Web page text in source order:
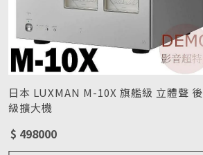
日本 LUXMAN M-10X 旗艦級 立體聲 後
級擴大機
$ 498000